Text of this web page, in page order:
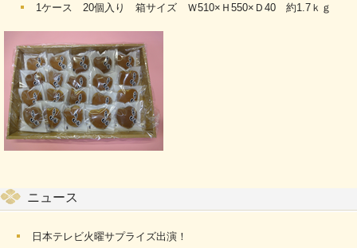
1ケース 20個入り 箱サイズ Ｗ510×Ｈ550×Ｄ40 約1.7ｋｇ
ニュース
日本テレビ火曜サプライズ出演！